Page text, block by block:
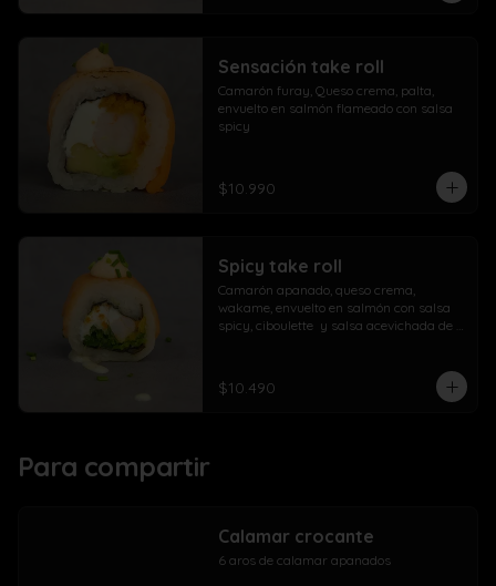
Sensación take roll
Camarón furay, Queso crema, palta,
envuelto en salmón flameado con salsa
spicy
$10.990
Spicy take roll
Camarón apanado, queso crema,
wakame, envuelto en salmón con salsa
spicy, ciboulette  y salsa acevichada de
$10.490
Para compartir
Calamar crocante
6 aros de calamar apanados